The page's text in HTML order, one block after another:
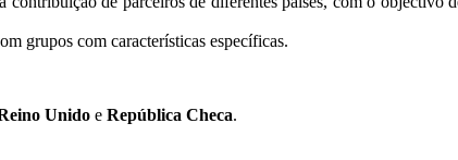
grupos com características específicas.
Unido e República Checa.